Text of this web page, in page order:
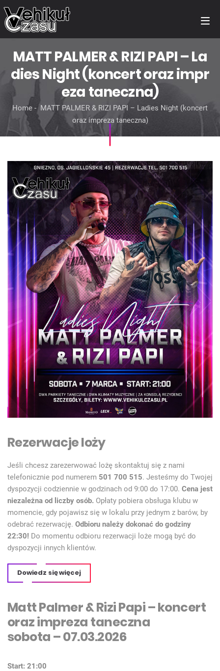
MATT PALMER & RIZI PAPI – La
dies Night (koncert oraz impr
eza taneczna)
Home
MATT PALMER & RIZI PAPI – Ladies Night (koncert
oraz impreza taneczna)
Rezerwacje loży
Jeśli chcesz zarezerwować lożę skontaktuj się z nami
telefonicznie pod numerem 501 700 515. Jesteśmy do Twojej
dyspozycji codziennie w godzinach od 9:00 do 17:00. Cena jest
niezależna od liczby osób. Opłaty pobiera obsługa klubu w
momencie, gdy pojawisz się w lokalu przy jednym z barów, by
odebrać rezerwację. Odbioru należy dokonać do godziny
22:30! Do momentu odbioru rezerwacji loże mogą być do
dyspozycji innych klientów.
Dowiedz się więcej
Matt Palmer & Rizi Papi – koncert
oraz impreza taneczna
sobota – 07.03.2026
Start: 21:00